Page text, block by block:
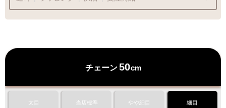
Wフェザーにカスタム
カートにおすすみ下さい
商品代金¥22,000〜は送料無料です
プレゼント用でも安心してご利用いただけます
チェーン50cm
太目 当店標準 やや細目 細目